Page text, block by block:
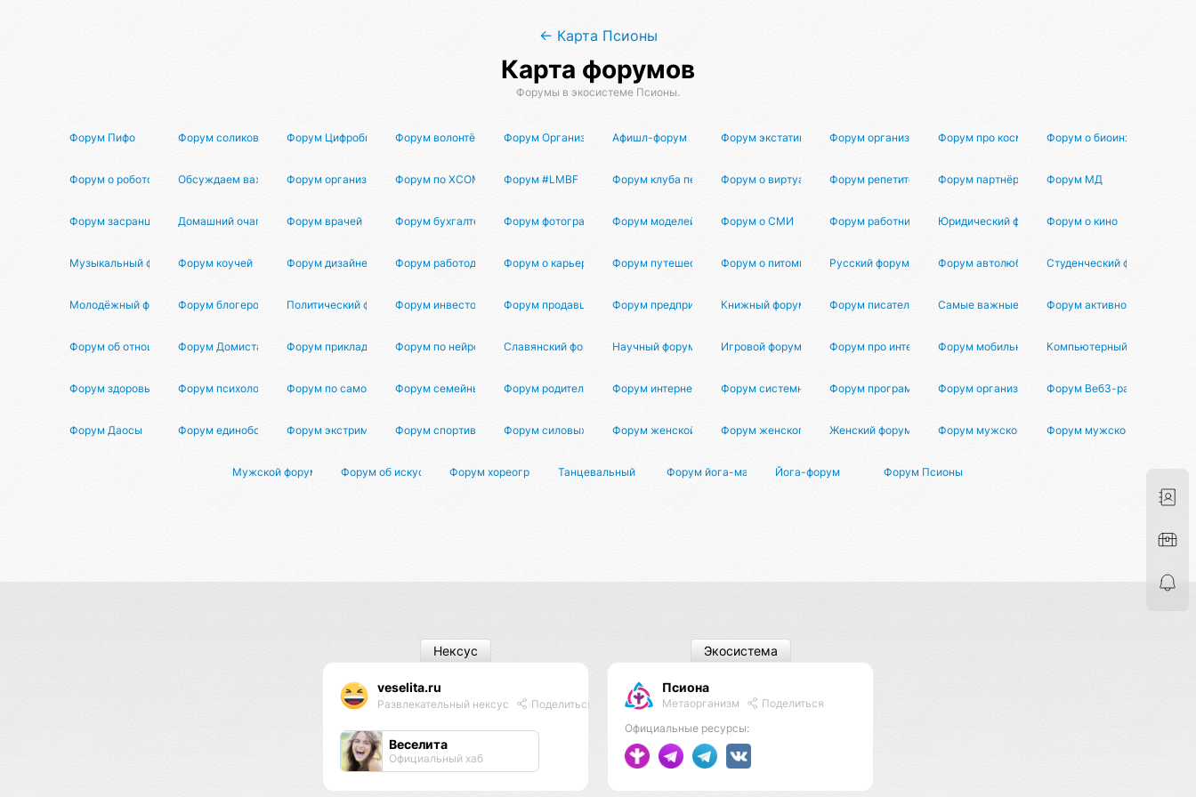
← Карта Псионы
Карта форумов
Форумы в экосистеме Псионы.
Форум Пифо Форум соликов Форум ЦифробществаФорум волонтёров Форум ОрганизаторовАфишл-форум Форум экстатик-диджеевФорум организаторовФорум про космос Форум о биоинженерии
Форум о робототехникеОбсуждаем важное Форум организаторовФорум по XCOM 3 Форум #LMBF Форум клуба перемирияФорум о виртуальной реальности
Форум репетиторов Форум партнёров Маркетун
Форум МД
Форум засранцев Домашний очаг Форум врачей Форум бухгалтеров Форум фотографов Форум моделей Форум о СМИ Форум работников СМИЮридический форум Форум о кино
Музыкальный форумФорум коучей Форум дизайнеров Форум работодателейФорум о карьере и работеФорум путешественниковФорум о питомцах Русский форум Форум автолюбителейСтуденческий форум
Молодёжный форум Форум блогеров Политический форумФорум инвесторов Форум продавцов маркетплейсовФорум предпринимателейКнижный форум Форум писателей Самые важные вопросыФорум активного отдыха
Форум об отношенияхФорум Домиста Форум прикладной наукиФорум по нейросетямСлавянский форум Научный форум Игровой форум Форум про интернет Форум мобильных устройствКомпьютерный форум
Форум здоровья Форум психологов Форум по саморазвитиюФорум семейных отношенийФорум родителей Форум интернет-маркетингаФорум системных администраторов
Форум программистовФорум организаторов мероприятий
Форум Веб3-разработчиков
Форум Даосы Форум единоборств Форум экстримального спортаФорум спортивных игрФорум силовых тренировокФорум женской жизниФорум женского здоровьяЖенский форум о мужчинахФорум мужской жизниФорум мужского здоровья
Мужской форум о женщинахФорум об искусстве Форум хореографов Танцевальный форумФорум йога-мастеровЙога-форум Форум Псионы
veselita.ru
Развлекательный нексус Поделиться
Веселита
Официальный хаб
Нексус
Псиона
Метаорганизм
Поделиться
Официальные ресурсы:
Экосистема